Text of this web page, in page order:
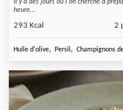
Il y a des jours où l'on cherche à
heure...
293 Kcal 2
Huile d'olive, Persil , Champignons